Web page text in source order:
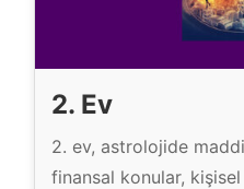
2. Ev
2. ev, astrolojide
finansal konular,